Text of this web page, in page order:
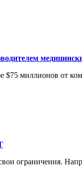
миллионов от
ограничения.